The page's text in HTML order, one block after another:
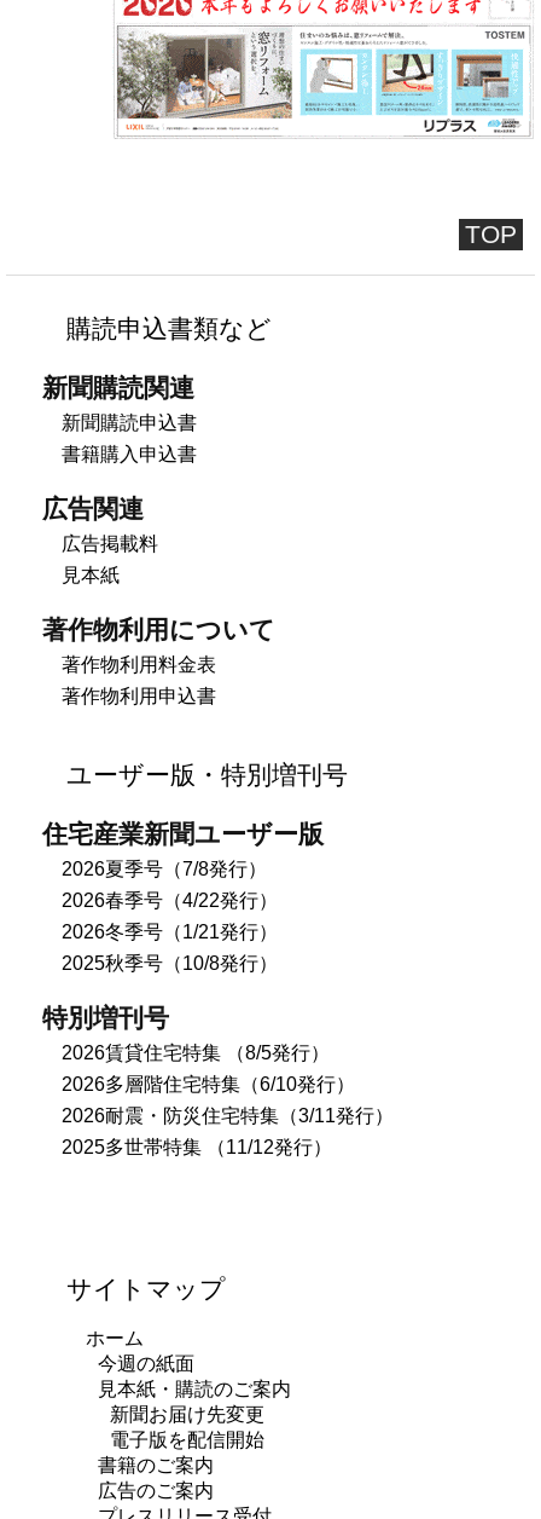
TOP
購読申込書類など
新聞購読関連
新聞購読申込書
書籍購入申込書
広告関連
広告掲載料
見本紙
著作物利用について
著作物利用料金表
著作物利用申込書
ユーザー版・特別増刊号
住宅産業新聞ユーザー版
2026夏季号（7/8発行）
2026春季号（4/22発行）
2026冬季号（1/21発行）
2025秋季号（10/8発行）
特別増刊号
2026賃貸住宅特集 （8/5発行）
2026多層階住宅特集（6/10発行）
2026耐震・防災住宅特集（3/11発行）
2025多世帯特集 （11/12発行）
サイトマップ
ホーム
今週の紙面
見本紙・購読のご案内
新聞お届け先変更
電子版を配信開始
書籍のご案内
広告のご案内